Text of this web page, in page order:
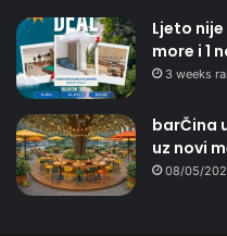
Ljeto
more i 1
3 weeks
barČina
uz novi
08/05/